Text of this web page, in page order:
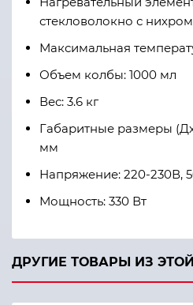
стекловолокно с
Максимальная
Объем колбы: 1000 мл
Вес: 3.6 кг
Габаритные размеры
мм
Напряжение: 220-230В,
Мощность: 330 Вт
ДРУГИЕ ТОВАРЫ ИЗ